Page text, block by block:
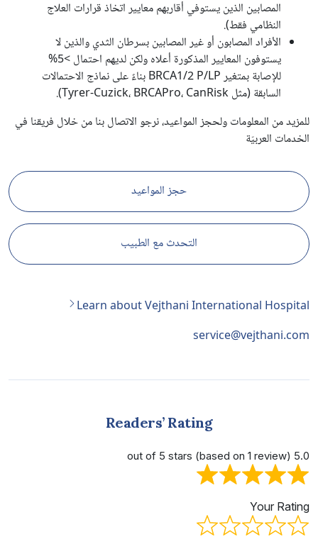
المصابين الذين يستوفي أقاربهم معايير اتخاذ قرارات العلاج
النظامي فقط).
الأفراد المصابون أو غير المصابين بسرطان الثدي والذين لا
يستوفون المعايير المذكورة أعلاه ولكن لديهم احتمال >5%
للإصابة بمتغير BRCA1/2 P/LP بناءً على نماذج الاحتمالات
السابقة (مثل Tyrer-Cuzick، BRCAPro، CanRisk).
للمزيد من المعلومات ولحجز المواعيد، نرجو الاتصال بنا من خلال فريقنا في
الخدمات العربيّة
حجز المواعيد
التحدث مع الطبيب
Learn about Vejthani International Hospital
service@vejthani.com
Readers’ Rating
5.0 out of 5 stars (based on 1 review)
Your Rating